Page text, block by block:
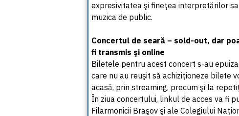
expresivitatea şi fineţea interpretărilor
muzica de public.
Concertul de seară – sold-out, dar
fi transmis şi online
Biletele pentru acest concert s-au
care nu au reuşit să achiziţioneze bilete
acasă, prin streaming, precum şi la
În ziua concertului, linkul de acces va fi
Filarmonicii Braşov şi ale Colegiului